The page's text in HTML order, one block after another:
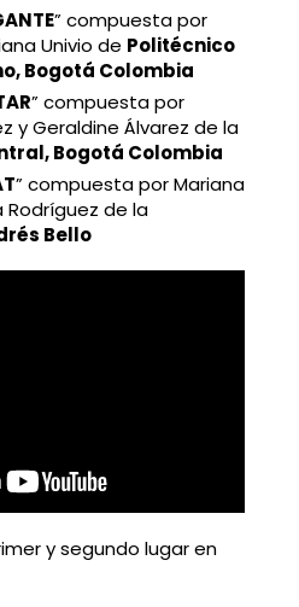
” compuesta por
Univio de Politécnico
Bogotá Colombia
” compuesta por
y Geraldine Álvarez de la
Bogotá Colombia
” compuesta por Mariana
Rodríguez de la
Bello
y segundo lugar en